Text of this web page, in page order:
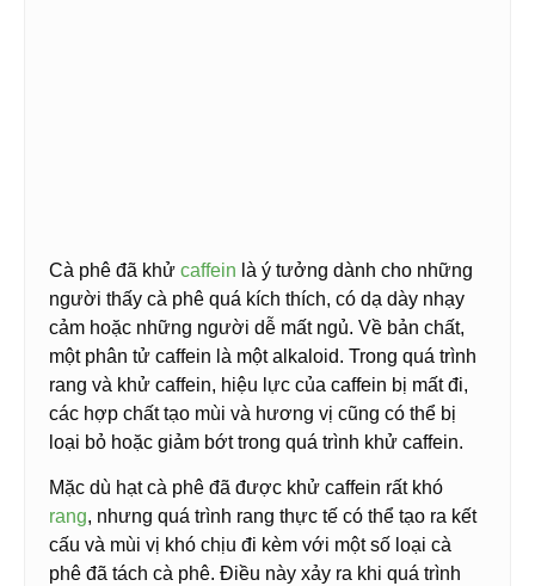
Cà phê đã khử caffein là ý tưởng dành cho những
người thấy cà phê quá kích thích, có dạ dày nhạy
cảm hoặc những người dễ mất ngủ. Về bản chất,
một phân tử caffein là một alkaloid. Trong quá trình
rang và khử caffein, hiệu lực của caffein bị mất đi,
các hợp chất tạo mùi và hương vị cũng có thể bị
loại bỏ hoặc giảm bớt trong quá trình khử caffein.
Mặc dù hạt cà phê đã được khử caffein rất khó
rang, nhưng quá trình rang thực tế có thể tạo ra kết
cấu và mùi vị khó chịu đi kèm với một số loại cà
phê đã tách cà phê. Điều này xảy ra khi quá trình